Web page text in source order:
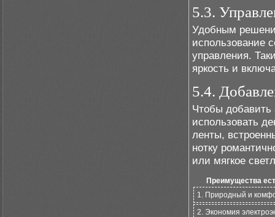
5.3.
Удобным
использование
управления.
яркость и
5.4.
Чтобы добавить
использовать
ленты,
нотку
или мягкое
Преимущества
1. Природный и
2. Экономия